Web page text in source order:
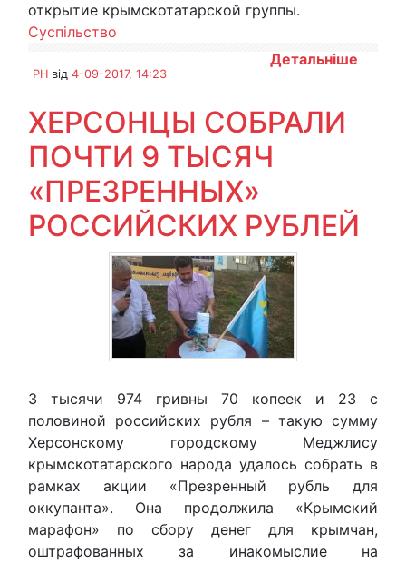
открытие крымскотатарской группы.
Суспільство
Детальніше
PH від 4-09-2017, 14:23
ХЕРСОНЦЫ СОБРАЛИ
ПОЧТИ 9 ТЫСЯЧ
«ПРЕЗРЕННЫХ»
РОССИЙСКИХ РУБЛЕЙ
3 тысячи 974 гривны 70 копеек и 23 с
половиной российских рубля – такую сумму
Херсонскому городскому Меджлису
крымскотатарского народа удалось собрать в
рамках акции «Презренный рубль для
оккупанта». Она продолжила «Крымский
марафон» по сбору денег для крымчан,
оштрафованных за инакомыслие на